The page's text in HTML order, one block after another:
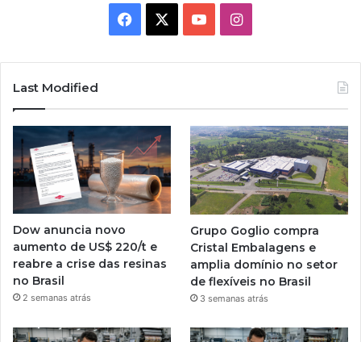
Facebook YouTubeInstagram
Last Modified
Dow anuncia novo
aumento de US$ 220/t e
reabre a crise das resinas
no Brasil
2 semanas atrás
Grupo Goglio compra
Cristal Embalagens e
amplia domínio no setor
de flexíveis no Brasil
3 semanas atrás